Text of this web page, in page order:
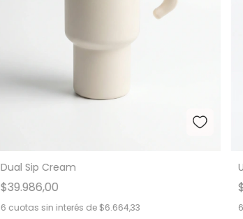
Dual Sip Cream
$39.986,00
6 cuotas sin interés de$6.664,33 6